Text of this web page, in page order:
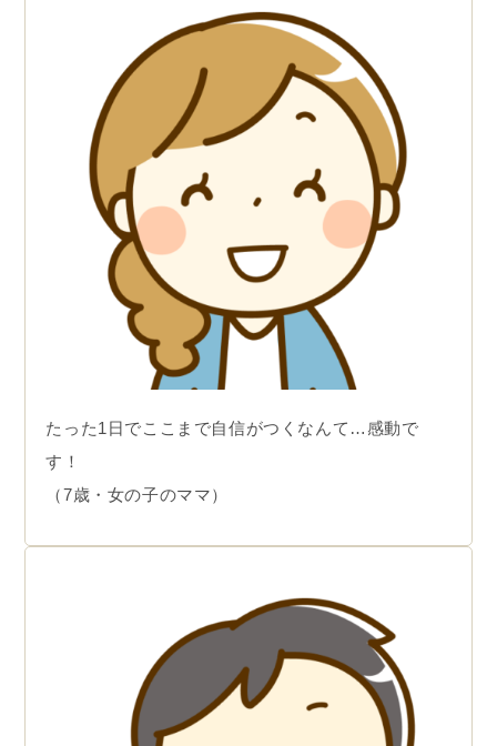
たった1日でここまで自信がつくなんて…感動で
す！
（7歳・女の子のママ）